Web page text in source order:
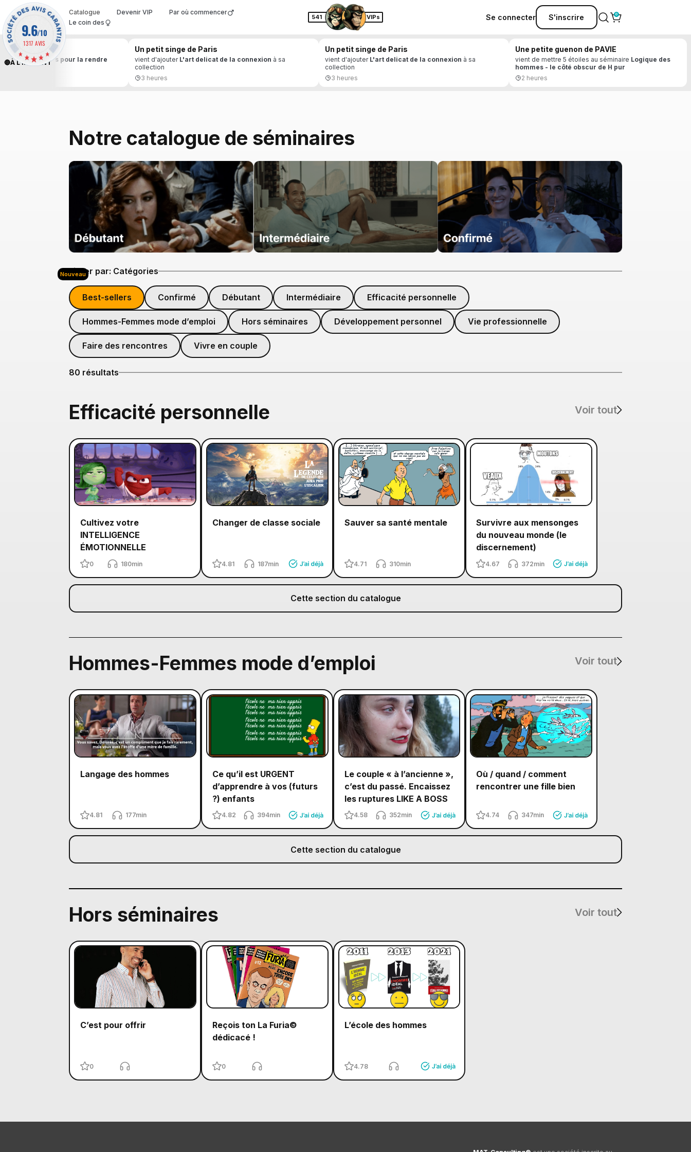
Catalogue Devenir VIP
Par où commencer
Le coin des
541 VIPs Se connecter S'inscrire
À L'INSTANT
Paris
wantlist100 jours pour la rendre
Un petit singe de Paris
vient d'ajouter L'art delicat de la connexion à sa
collection
3 heures
Un petit singe de Paris
vient d'ajouter L'art delicat de la connexion à sa
collection
3 heures
Une petite guenon de PAVIE
vient de mettre 5 étoiles au séminaire Logique des
hommes - le côté obscur de H pur
2 heures
Notre catalogue de séminaires
Filtrer par: Catégories
Nouveau
Best-sellers Confirmé Débutant Intermédiaire Efficacité personnelle
Hommes-Femmes mode d’emploi Hors séminaires Développement personnel Vie professionnelle
Faire des rencontres Vivre en couple
80 résultats
Efficacité personnelle Voir tout
Cultivez votre
INTELLIGENCE
ÉMOTIONNELLE
0 180min
Changer de classe sociale
4.81 187min
Sauver sa santé mentale
4.71 310min
Survivre aux mensonges
du nouveau monde (le
discernement)
4.67 372min
Cette section du catalogue
Hommes-Femmes mode d’emploi Voir tout
Langage des hommes
4.81 177min
Ce qu’il est URGENT
d’apprendre à vos (futurs
?) enfants
4.82 394min
Le couple « à l’ancienne »,
c’est du passé. Encaissez
les ruptures LIKE A BOSS
4.58 352min
Où / quand / comment
rencontrer une fille bien
4.74 347min
Cette section du catalogue
Hors séminaires Voir tout
C’est pour offrir
0
Reçois ton La Furia©
dédicacé !
0
L’école des hommes
4.78
9.6/10
1317 AVIS